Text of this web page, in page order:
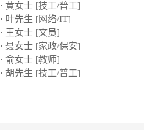
· 黄女士 [技工/普工]
· 叶先生 [网络/IT]
· 王女士 [文员]
· 聂女士 [家政/保安]
· 俞女士 [教师]
· 胡先生 [技工/普工]